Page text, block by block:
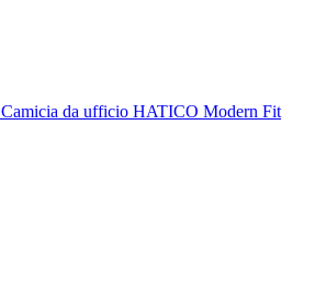
Camicia da ufficio HATICO Modern Fit